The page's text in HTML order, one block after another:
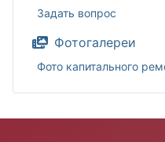
Задать вопрос
Фотогалереи
Фото капитального